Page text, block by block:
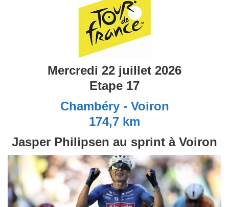
Mercredi 22 juillet 2026
Etape 17
Chambéry - Voiron
174,7 km
Jasper Philipsen au sprint à Voiron